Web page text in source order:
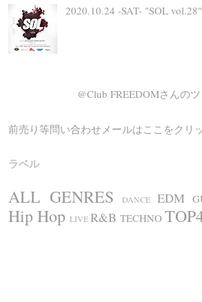
2020.10.24 -SAT- "SOL vol.28"
@Club FREEDOMさんの
前売り等問い合わせメールはここをクリ
ラベル
ALL GENRES DANCE EDM
Hip Hop LIVER&B TECHNO